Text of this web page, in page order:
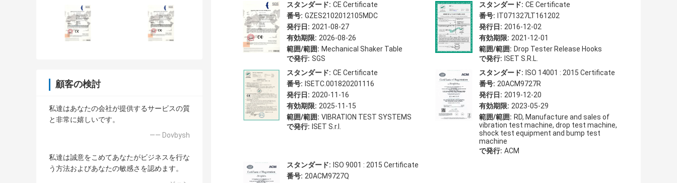
顧客の検討
私達はあなたの会社が提供するサービスの質
と非常に嬉しいです。
—— Dovbysh
私達は誠意をこめてあなたがビジネスを行な
う方法およびあなたの敏感さを認めます。
スタンダード: CE Certificate
番号: GZES2102012105MDC
発行日: 2021-08-27
有効期限: 2026-08-26
範囲/範囲: Mechanical Shaker Table
で発行: SGS
スタンダード: CE Certificate
番号: IT071327LT161202
発行日: 2016-12-02
有効期限: 2021-12-01
範囲/範囲: Drop Tester Release Hooks
で発行: ISET S.R.L.
スタンダード: CE Certificate
番号: ISETC.001820201116
発行日: 2020-11-16
有効期限: 2025-11-15
範囲/範囲: VIBRATION TEST SYSTEMS
で発行: ISET S.r.l.
スタンダード: ISO 14001 : 2015 Certificate
番号: 20ACM9727R
発行日: 2019-12-20
有効期限: 2023-05-29
範囲/範囲: RD, Manufacture and sales of
vibration test machine, drop test machine,
shock test equipment and bump test
machine
で発行: ACM
スタンダード: ISO 9001 : 2015 Certificate
番号: 20ACM9727Q